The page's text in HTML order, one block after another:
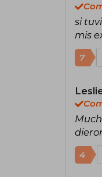
si
mis
7
4